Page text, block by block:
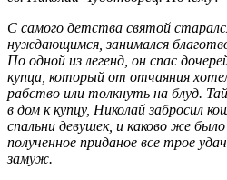
С самого детства святой
нуждающимся, занимался
По одной из легенд, он спас
купца, который от отчаяния
рабство или толкнуть на блуд.
в дом к купцу, Николай забросил
спальни девушек, и каково же
полученное приданое все трое
замуж.